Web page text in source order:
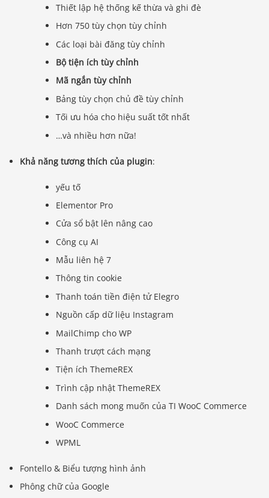
Thiết lập hệ thống kế thừa và ghi đè
Hơn 750 tùy chọn tùy chỉnh
Các loại bài đăng tùy chỉnh
Bộ tiện ích tùy chỉnh
Mã ngắn tùy chỉnh
Bảng tùy chọn chủ đề tùy chỉnh
Tối ưu hóa cho hiệu suất tốt nhất
…và nhiều hơn nữa!
Khả năng tương thích của plugin:
yếu tố
Elementor Pro
Cửa sổ bật lên nâng cao
Công cụ AI
Mẫu liên hệ 7
Thông tin cookie
Thanh toán tiền điện tử Elegro
Nguồn cấp dữ liệu Instagram
MailChimp cho WP
Thanh trượt cách mạng
Tiện ích ThemeREX
Trình cập nhật ThemeREX
Danh sách mong muốn của TI WooC Commerce
WooC Commerce
WPML
Fontello & Biểu tượng hình ảnh
Phông chữ của Google